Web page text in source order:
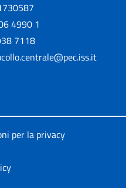
4990 1
7118
per la privacy